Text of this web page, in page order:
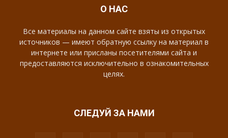
О НАС
Все материалы на данном сайте взяты из открытых
источников — имеют обратную ссылку на материал в
интернете или присланы посетителями сайта и
предоставляются исключительно в ознакомительных
целях.
СЛЕДУЙ ЗА НАМИ